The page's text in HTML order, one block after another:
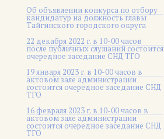
Об объявлении конкурса по отбору
кандидатур на должность главы
Тайгинского городского округа
22 декабря 2022 г. в 10-00 часов
после публичных слушаний состоится
очередное заседание СНД ТГО
19 января 2023 г. в 10-00 часов в
актовом зале администрации
состоится очередное заседание СНД
ТГО
16 февраля 2023 г. в 10-00 часов в
актовом зале администрации
состоится очередное заседание СНД
ТГО